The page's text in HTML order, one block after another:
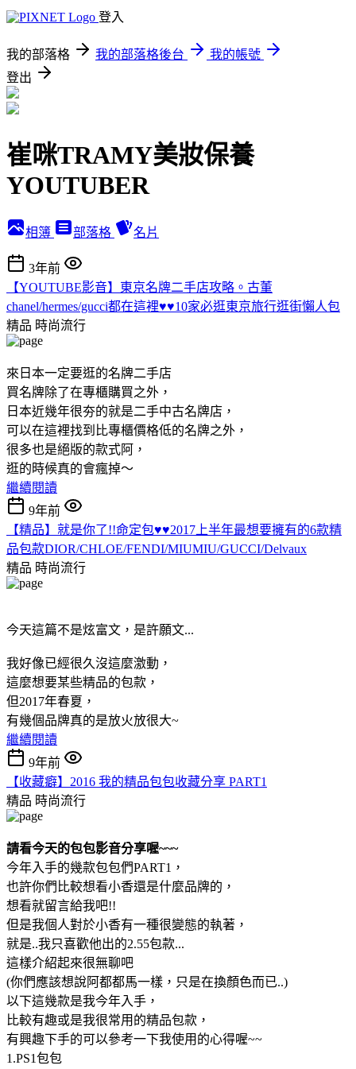
登入
我的部落格 我的部落格後台
我的帳號
登出
崔咪TRAMY美妝保養
YOUTUBER
相簿 部落格 名片
3年前
【YOUTUBE影音】東京名牌二手店攻略。古董
chanel/hermes/gucci都在這裡♥♥10家必逛東京旅行逛街懶人包
精品 時尚流行
來日本一定要逛的名牌二手店
買名牌除了在專櫃購買之外，
日本近幾年很夯的就是二手中古名牌店，
可以在這裡找到比專櫃價格低的名牌之外，
很多也是絕版的款式阿，
逛的時候真的會瘋掉～
繼續閱讀
9年前
【精品】就是你了!!命定包♥♥2017上半年最想要擁有的6款精
品包款DIOR/CHLOE/FENDI/MIUMIU/GUCCI/Delvaux
精品 時尚流行
今天這篇不是炫富文，是許願文...
我好像已經很久沒這麼激動，
這麼想要某些精品的包款，
但2017年春夏，
有幾個品牌真的是放火放很大~
繼續閱讀
9年前
【收藏癖】2016 我的精品包包收藏分享 PART1
精品 時尚流行
請看今天的包包影音分享喔~~~
今年入手的幾款包包們PART1，
也許你們比較想看小香還是什麼品牌的，
想看就留言給我吧!!
但是我個人對於小香有一種很變態的執著，
就是..我只喜歡他出的2.55包款...
這樣介紹起來很無聊吧
(你們應該想說阿都都馬一樣，只是在換顏色而已..)
以下這幾款是我今年入手，
比較有趣或是我很常用的精品包款，
有興趣下手的可以參考一下我使用的心得喔~~
1.PS1包包